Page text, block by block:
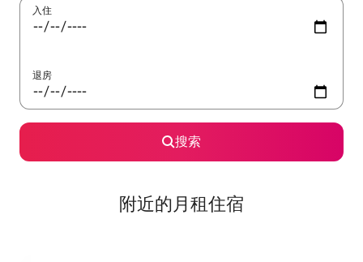
入住
退房
搜索
附近的月租住宿